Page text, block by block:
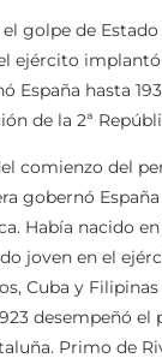
golpe de Estado
ejército
España hasta
de la 2ª
comienzo del
gobernó
Había nacido en
joven en el
Cuba y
desempeñó el
Primo de